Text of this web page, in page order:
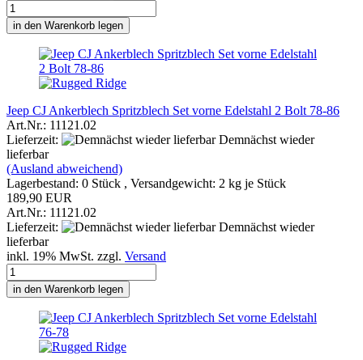
in den Warenkorb legen
Jeep CJ Ankerblech Spritzblech Set vorne Edelstahl 2 Bolt 78-86
Art.Nr.: 11121.02
Lieferzeit:
Demnächst wieder
lieferbar
(Ausland abweichend)
Lagerbestand: 0 Stück , Versandgewicht: 2 kg je Stück
189,90 EUR
Art.Nr.: 11121.02
Lieferzeit:
Demnächst wieder
lieferbar
inkl. 19% MwSt. zzgl. Versand
in den Warenkorb legen